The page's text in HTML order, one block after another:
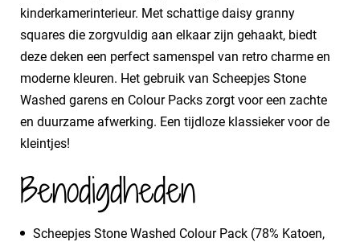
kinderkamerinterieur. Met schattige daisy granny
squares die zorgvuldig aan elkaar zijn gehaakt, biedt
deze deken een perfect samenspel van retro charme en
moderne kleuren. Het gebruik van Scheepjes Stone
Washed garens en Colour Packs zorgt voor een zachte
en duurzame afwerking. Een tijdloze klassieker voor de
kleintjes!
Benodigdheden
​Scheepjes Stone Washed Colour Pack (78% Katoen,